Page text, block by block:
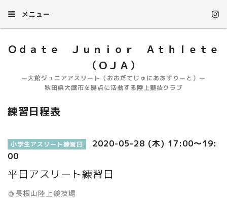
メニュー
Ｏｄａｔｅ Ｊｕｎｉｏｒ Ａｔｈｌｅｔｅ
（ＯＪＡ）
ー大館ジュニアアスリート（おおだてじゅにああすりーと）ー
秋田県大館市を拠点に活動する陸上競技クラブ
練習日程表
小学生アスリート練習日
2020-05-28 (木) 17:00～19:
00
平日アスリート練習日
＠長根山陸上競技場